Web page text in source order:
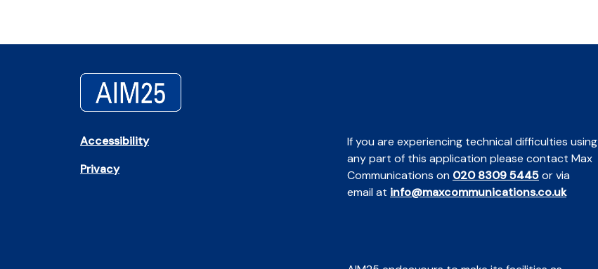
Accessibility
Privacy
If you are experiencing technical difficulties using
any part of this application please contact Max
Communications on 020 8309 5445or via
email at info@maxcommunications.co.uk